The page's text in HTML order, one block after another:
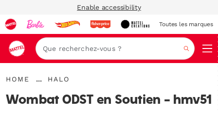
Enable accessibility
Toutes les marques
{"key":"Home","value":"\/"}
HOME
...
le
fil
{"key":"HALO","value":"\/blogs\/mega-
us-
category-
HALO
Wombat ODST en Soutien - hmv51